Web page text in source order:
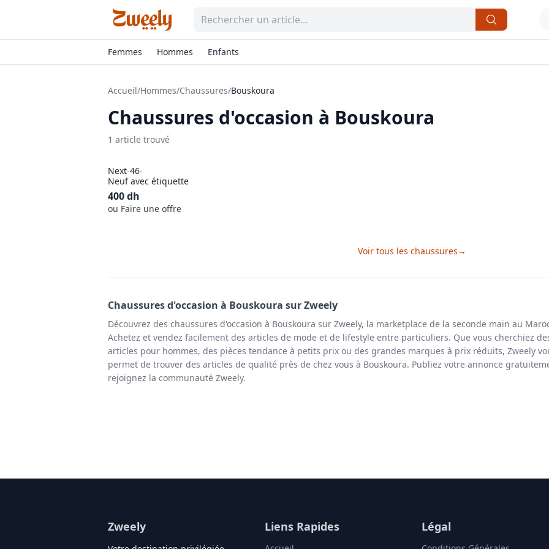
Femmes Hommes Enfants
Accueil/Hommes/Chaussures/Bouskoura
Chaussures d'occasion à Bouskoura
1 article trouvé
Next-46-
Neuf avec étiquette
400dh
ou Faire une offre
Voir tous les chaussures→
Chaussuresd'occasion à Bouskoura sur Zweely
Découvrez des chaussures d'occasion à Bouskoura sur Zweely, la marketplace de la seconde main au
Achetez et vendez facilement des articles de mode et de lifestyle entre particuliers. Que vous cherchiez
articles pour hommes, des pièces tendance à petits prix ou des grandes marques à prix réduits, Zweely
permet de trouver des articles de qualité près de chez vous à Bouskoura. Publiez votre annonce
rejoignez la communauté Zweely.
Zweely Liens Rapides Légal